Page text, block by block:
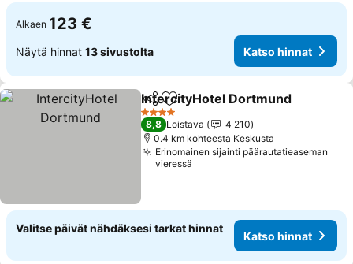
Alkaen 123 €
Näytä hinnat 13 sivustolta Katso hinnat
Jaa Lisää suosikkeihin
IntercityHotel Dortmund
4 Tähtiluokitus
8,8 Loistava
4 210
0.4 km kohteesta Keskusta
Erinomainen sijainti päärautatieaseman
vieressä
Valitse päivät nähdäksesi tarkat hinnat
Katso hinnat